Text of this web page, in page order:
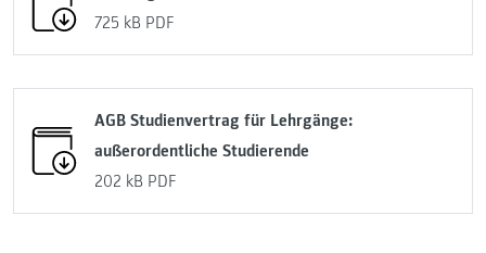
725 kB PDF
AGB Studienvertrag für Lehrgänge:
außerordentliche Studierende
202 kB PDF